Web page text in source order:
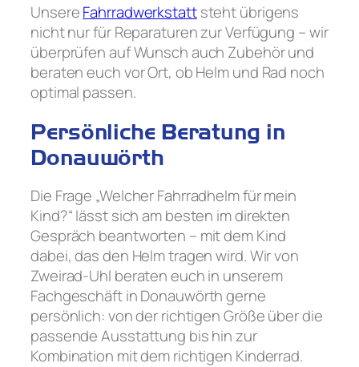
UnsereFahrradwerkstattsteht übrigens
nicht nur für Reparaturen zur Verfügung – wir
überprüfen auf Wunsch auch Zubehör und
beraten euch vor Ort, ob Helm und Rad noch
optimal passen.
Persönliche Beratung in
Donauwörth
Die Frage „Welcher Fahrradhelm für mein
Kind?“ lässt sich am besten im direkten
Gespräch beantworten – mit dem Kind
dabei, das den Helm tragen wird. Wir von
Zweirad-Uhl beraten euch in unserem
Fachgeschäft in Donauwörth gerne
persönlich: von der richtigen Größe über die
passende Ausstattung bis hin zur
Kombination mit dem richtigen Kinderrad.